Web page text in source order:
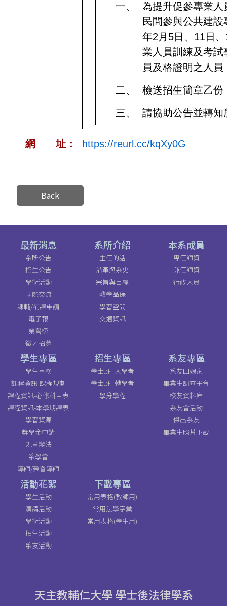
一、
為提升促參專業
民間參與公共建
年2月5日、11日
業人員訓練及考
員及格證明之人
二、 檢送招生簡章乙
三、 請協助公告並轉
網 址： https://reurl.cc/kqXy0G
Back
最新消息
系所公告
招生公告
學術活動
國際交流
課輔/補課申請
電子報
榮譽榜
徵才招募
系所介紹
主任的話
沿革與系史
宗旨與目標
教學品保
學習空間
交通資訊
本系成員
專任師資
兼任師資
行政人員
學生專區
學生事務
課程資訊-課程規劃
課程資訊-必修科目表
課程資訊-本學期課表
學習資源
獎學金申請
規章辦法
系學會
導師/榮譽導師
招生專區
學士班--入學考
學士班--轉學考
學分學程
系友專區
系友回娘家
畢業生調查平台
校友資料庫
系友會活動
傑出系友
畢業生照片下載
活動花絮
學生活動
演講活動
學術活動
招生活動
系友活動
下載專區
常用表格(教師用)
常用法學字彙
常用表格(學生用)
天主教輔仁大學 學士後法律學系